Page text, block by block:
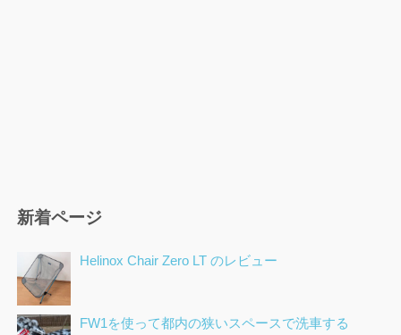
新着ページ
Helinox Chair Zero LT のレビュー
FW1を使って都内の狭いスペースで洗車する